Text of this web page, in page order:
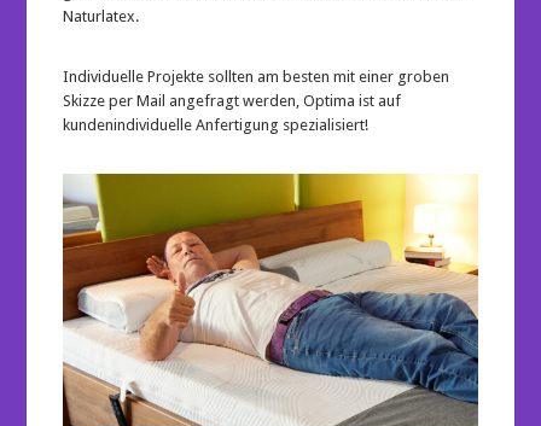
Naturlatex.
Individuelle Projekte sollten am besten mit einer groben
Skizze per Mail angefragt werden, Optima ist auf
kundenindividuelle Anfertigung spezialisiert!